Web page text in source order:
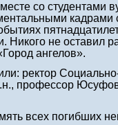
со студентами
Никого не
ангелов».
ректор Социально-
профессор
всех погибших